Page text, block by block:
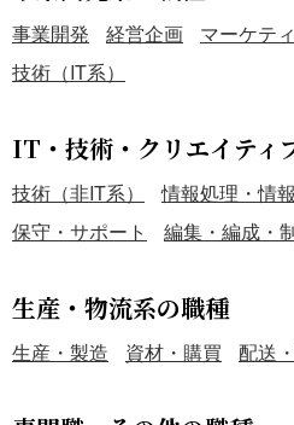
事業開発 経営企画 マーケテ
技術（IT系）
IT・技術・クリエイティ
技術（非IT系）
情報処理・情
保守・サポート
編集・編成・
生産・物流系の職種
生産・製造 資材・購買 配送